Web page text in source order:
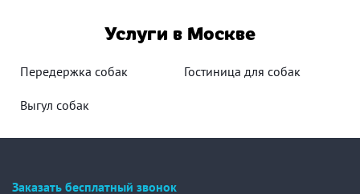
Услуги в Москве
Передержка собак Гостиница для собак
Выгул собак
Заказать бесплатный звонок